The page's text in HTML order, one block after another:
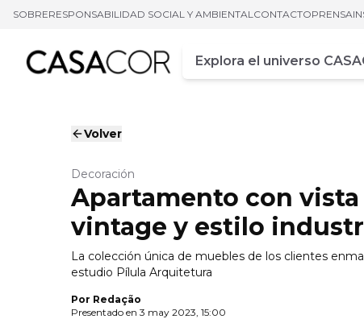
SOBRERESPONSABILIDAD SOCIAL Y AMBIENTALCONTACTOPRENSA
Campo de busca
Ingrese al menos tres
Volver
Decoración
Apartamento con
vintage y estilo
La colección única de muebles de los clientes
estudio Pílula Arquitetura
Por Redação
Presentado en 3 may 2023, 15:00